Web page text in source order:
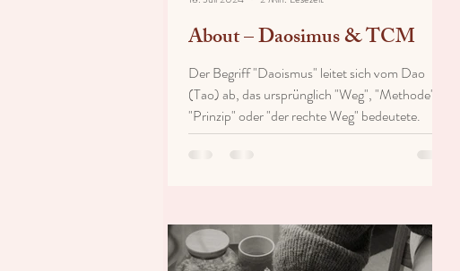
About – Daosimus & TCM
Der Begriff "Daoismus" leitet sich vom Dao
(Tao) ab, das ursprünglich "Weg", "Methode",
"Prinzip" oder "der rechte Weg" bedeutete.